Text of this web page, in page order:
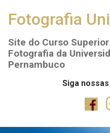
Fotografia
Site do Curso
Fotografia da
Pernambuco
Siga